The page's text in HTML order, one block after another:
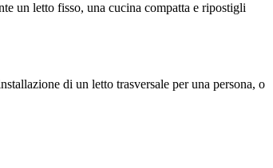
un letto fisso, una cucina compatta e ripostigli
di un letto trasversale per una persona, o